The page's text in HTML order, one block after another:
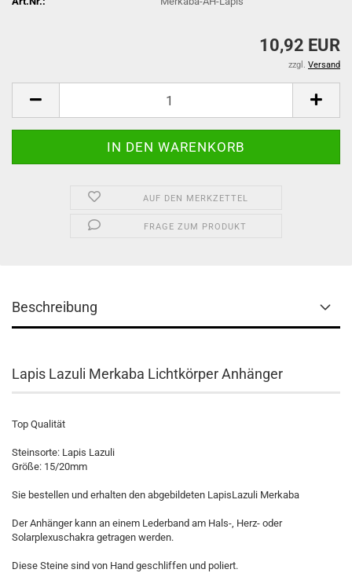
10,92 EUR
zzgl. Versand
AUF DEN MERKZETTEL
FRAGE ZUM PRODUKT
Beschreibung
Lapis Lazuli Merkaba Lichtkörper Anhänger
Top Qualität
Steinsorte: Lapis Lazuli
Größe: 15/20mm
Sie bestellen und erhalten den abgebildeten LapisLazuli Merkaba
Der Anhänger kann an einem Lederband am Hals-, Herz- oder
Solarplexuschakra getragen werden.
Diese Steine sind von Hand geschliffen und poliert.